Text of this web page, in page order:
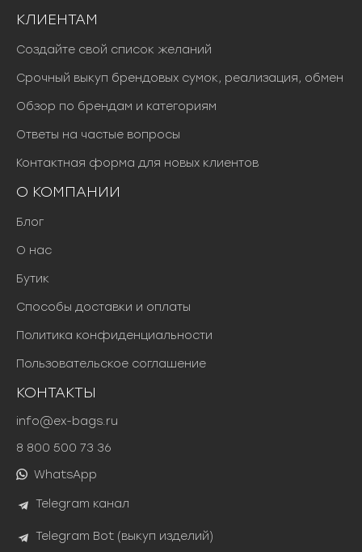
КЛИЕНТАМ
Создайте свой список желаний
Срочный выкуп брендовых сумок, реализация, обмен
Обзор по брендам и категориям
Ответы на частые вопросы
Контактная форма для новых клиентов
О КОМПАНИИ
Блог
О нас
Бутик
Способы доставки и оплаты
Политика конфиденциальности
Пользовательское соглашение
КОНТАКТЫ
info@ex-bags.ru
8 800 500 73 36
WhatsApp
Telegram канал
Telegram Bot (выкуп изделий)